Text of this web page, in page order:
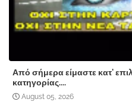
Από σήμερα είμαστε κατ'
κατηγορίας....
August 05, 2026